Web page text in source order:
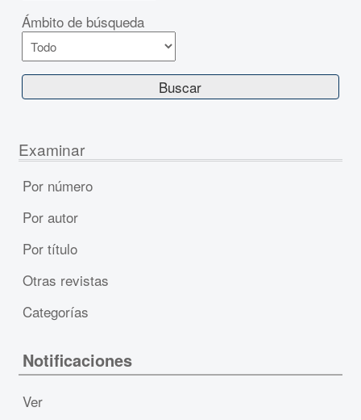
Ámbito de búsqueda
Examinar
Por número
Por autor
Por título
Otras revistas
Categorías
Notificaciones
Ver